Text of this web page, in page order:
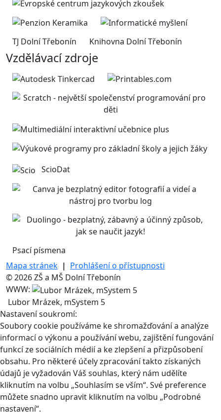
TJ Dolní Třebonín Knihovna Dolní Třebonín
Vzdělávací zdroje
ScioDat
Psací písmena
Mapa stránek | Prohlášení o přístupnosti
© 2026 ZŠ a MŠ Dolní Třebonín
WWW:
Lubor Mrázek, mSystem 5
Nastavení soukromí:
Soubory cookie používáme ke shromažďování a analýze
informací o výkonu a používání webu, zajištění fungování
funkcí ze sociálních médií a ke zlepšení a přizpůsobení
obsahu. Pro některé účely zpracování takto získaných
údajů je vyžadován Váš souhlas, který nám udělíte
kliknutím na volbu „Souhlasím se vším“. Své preference
můžete snadno upravit kliknutím na volbu „Podrobné
nastavení“.